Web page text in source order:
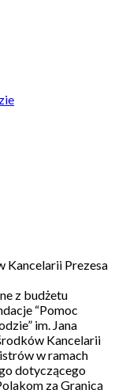
Kancelarii Prezesa
z budżetu
“Pomoc
im. Jana
Kancelarii
w ramach
dotyczącego
za Granicą